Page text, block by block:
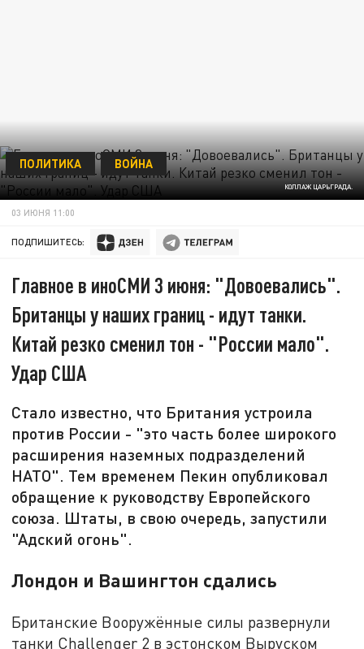
КОЛЛАЖ ЦАРЬГРАДА.
ПОЛИТИКА ВОЙНА
03 ИЮНЯ 11:00
ПОДПИШИТЕСЬ:
Главное в иноСМИ 3 июня: "Довоевались".
Британцы у наших границ - идут танки.
Китай резко сменил тон - "России мало".
Удар США
Стало известно, что Британия устроила
против России - "это часть более широкого
расширения наземных подразделений
НАТО". Тем временем Пекин опубликовал
обращение к руководству Европейского
союза. Штаты, в свою очередь, запустили
"Адский огонь".
Лондон и Вашингтон сдались
Британские Вооружённые силы развернули
танки Challenger 2 в эстонском Выруском